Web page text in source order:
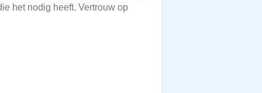
het nodig heeft. Vertrouw op